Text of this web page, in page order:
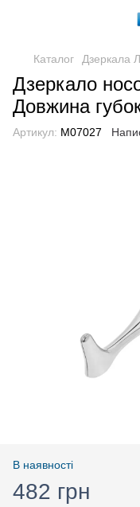
Каталог Дзеркала
Дзеркало
Довжина
Артикул: M07027
В наявності
482 грн